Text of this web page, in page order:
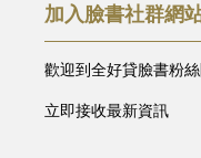
加入臉書社群網
歡迎到全好貸臉書粉
立即接收最新資訊